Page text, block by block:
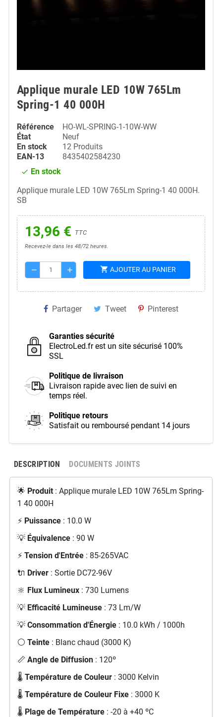
Applique murale LED 10W 765Lm
Spring-1 40 000H
Référence
HO-WL-SPRING-1-10W-WW
État
Neuf
En stock
12 Produits
EAN-13
8435402584230
check En stock
Applique murale LED 10W 765Lm Spring-1 40 000H.
SB
13,96 € TTC
Recevez-le dans les 48/72 heures.
remove add shopping_cart AJOUTER AU PANIER
Partager Tweet Pinterest
Garanties sécurité
ElectroLed.fr est un site sécurisé 100%
SSL
Politique de livraison
Livraison rapide avec lien de suivi en
temps réel.
Politique retours
Satisfait ou remboursé pendant 14 jours
DESCRIPTION DOCUMENTS JOINTS
🌟 Produit: Applique murale LED 10W 765Lm Spring-
1 40 000H
⚡ Puissance: 10.0 W
💡 Équivalence: 90 W
⚡ Tension d'Entrée: 85-265VAC
🔌 Driver: Sortie DC72-96V
🔆 Flux Lumineux: 730 Lumens
💡 Efficacité Lumineuse: 73 Lm/W
💡 Consommation d'Énergie: 10.0 kWh / 1000h
⚪ Teinte: Blanc chaud (3000 K)
📏 Angle de Diffusion: 120º
🌡️ Température de Couleur: 3000 Kelvin
🌡️ Température de Couleur Fixe: 3000 K
🌡️ Plage de Température: -20 à +40 ºC